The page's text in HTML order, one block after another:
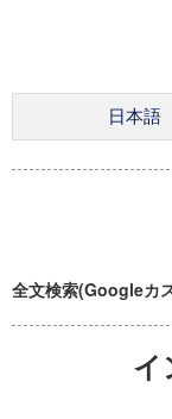
全文検索(Googleカ
イ